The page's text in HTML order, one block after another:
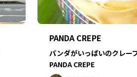
PANDA CREPE
パンダがいっぱいのクレー
PANDA CREPE